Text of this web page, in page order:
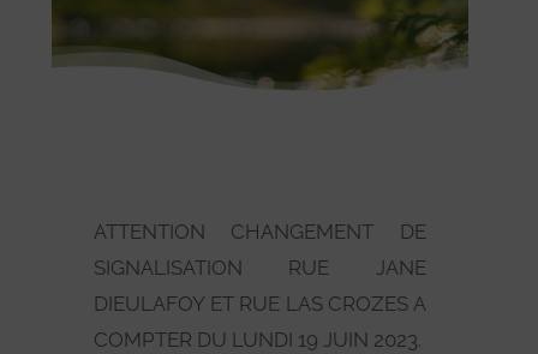
ATTENTION CHANGEMENT DE
SIGNALISATION RUE JANE
DIEULAFOY ET RUE LAS CROZES A
COMPTER DU LUNDI 19 JUIN 2023.